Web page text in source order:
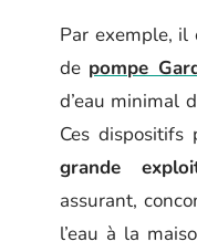
Par exemple, il
de pompe
d’eau minimal
Ces dispositifs
grande
assurant,
l’eau à la